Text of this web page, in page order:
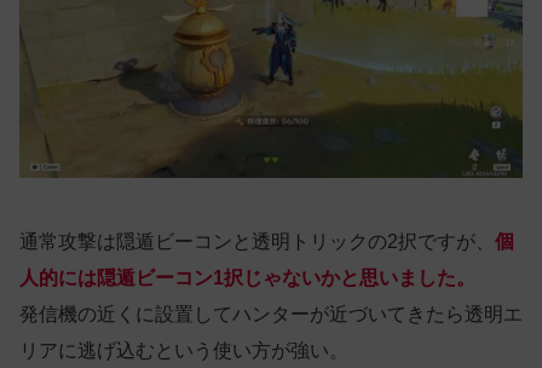
通常攻撃は隠遁ビーコンと透明トリックの2択ですが、 個
人的には隠遁ビーコン1択じゃないかと思いました。
発信機の近くに設置してハンターが近づいてきたら透明エ
リアに逃げ込むという使い方が強い。